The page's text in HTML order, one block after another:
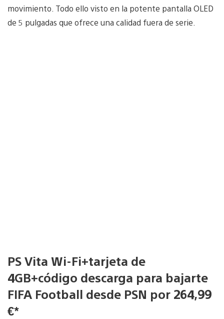
movimiento. Todo ello visto en la potente pantalla OLED
de 5 pulgadas que ofrece una calidad fuera de serie.
PS Vita Wi-Fi+tarjeta de
4GB+código descarga para bajarte
FIFA Football desde PSN por 264,99
€*